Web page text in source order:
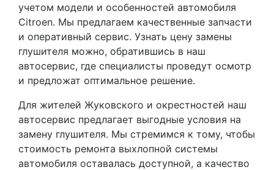
учетом модели и особенностей автомобиля
Citroen. Мы предлагаем качественные запчасти
и оперативный сервис. Узнать цену замены
глушителя можно, обратившись в наш
автосервис, где специалисты проведут осмотр
и предложат оптимальное решение.
Для жителей Жуковского и окрестностей наш
автосервис предлагает выгодные условия на
замену глушителя. Мы стремимся к тому, чтобы
стоимость ремонта выхлопной системы
автомобиля оставалась доступной, а качество